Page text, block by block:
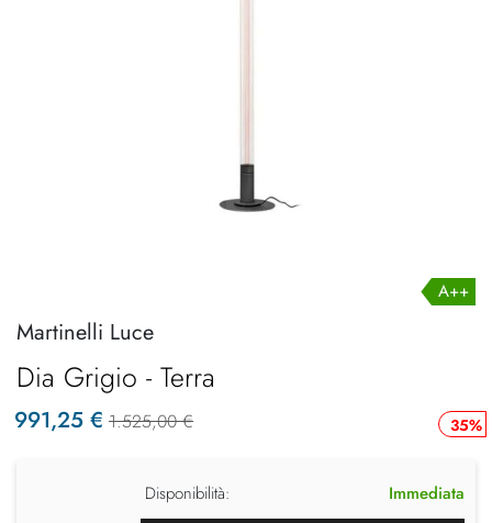
A++
Martinelli Luce
Dia Grigio - Terra
35%
991,25 € 1.525,00 €
Disponibilità: Immediata